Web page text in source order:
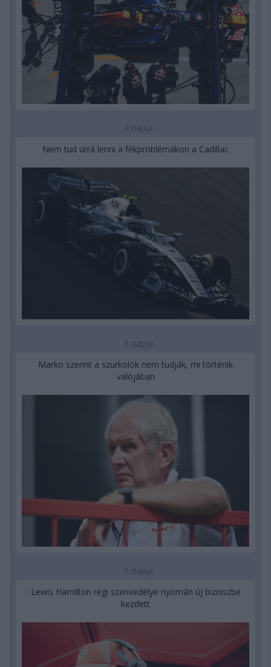
4 napja
Nem tud úrrá lenni a fékproblémákon a Cadillac
5 napja
Marko szerint a szurkolók nem tudják, mi történik
valójában
5 napja
Lewis Hamilton régi szenvedélye nyomán új bizniszbe
kezdett